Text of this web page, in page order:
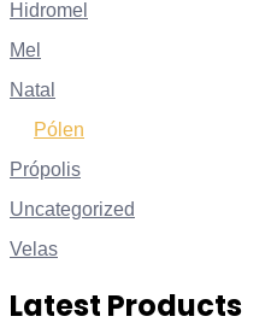
Hidromel
Mel
Natal
Pólen
Própolis
Uncategorized
Velas
Latest Products